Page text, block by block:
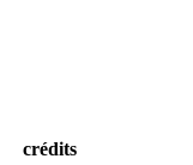
crédits